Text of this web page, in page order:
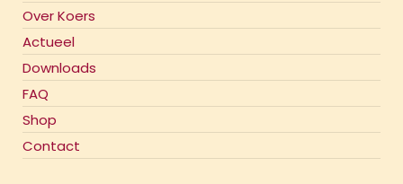
Over Koers
Actueel
Downloads
FAQ
Shop
Contact